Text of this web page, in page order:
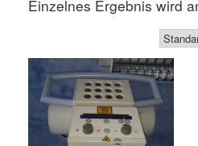
Einzelnes Ergebnis wird